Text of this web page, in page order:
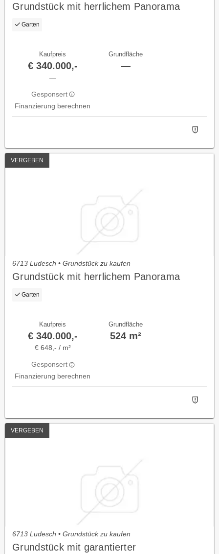
Grundstück mit herrlichem Panorama
Garten
Kaufpreis
€ 340.000,-
—
Gesponsert
Finanzierung berechnen
Grundfläche
—
VERGEBEN
6713 Ludesch • Grundstück zu kaufen
Grundstück mit herrlichem Panorama
Garten
Kaufpreis
€ 340.000,-
€ 648,- / m²
Gesponsert
Finanzierung berechnen
Grundfläche
524 m²
VERGEBEN
6713 Ludesch • Grundstück zu kaufen
Grundstück mit garantierter